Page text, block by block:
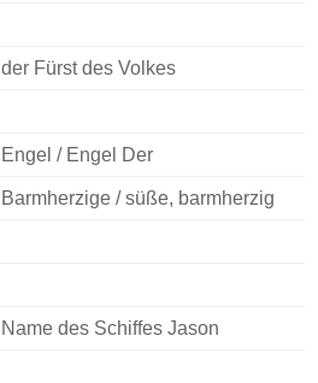
der Fürst des Volkes
Engel / Engel Der
Barmherzige / süße, barmherzig
Name des Schiffes Jason